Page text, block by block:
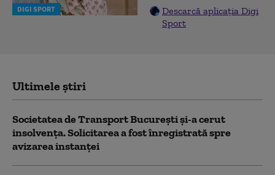
DIGI SPORT
Descarcă aplicația Digi
Sport
Ultimele știri
Societatea de Transport București și-a cerut
insolvența. Solicitarea a fost înregistrată spre
avizarea instanței